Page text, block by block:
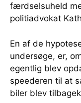
færdselsuheld
politiadvokat
En af de
undersøge, er,
egentlig blev
speederen til at
biler blev